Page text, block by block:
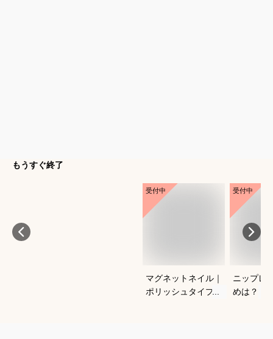
もうすぐ終了
受付中
マグネットネイル｜
ポリッシュタイプで
受付中
ニップレ
めは？